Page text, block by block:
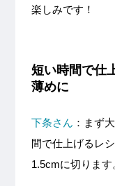
楽しみです！
短い時間で仕
薄めに
下条さん ：まず
間で仕上げるレ
1.5cmに切ります